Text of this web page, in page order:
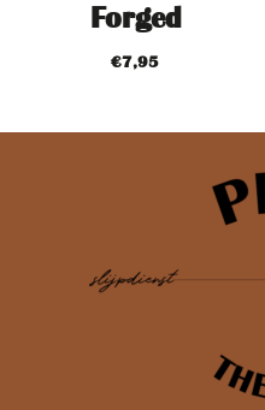
Forged
€7,95